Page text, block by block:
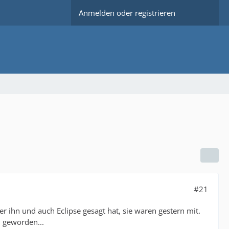
Anmelden oder registrieren
#21
und auch Eclipse gesagt hat, sie waren gestern mit.